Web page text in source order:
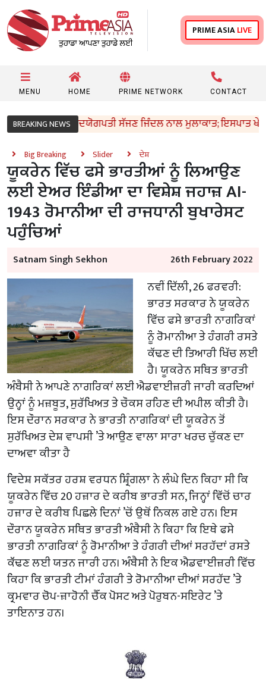
PRIME ASIALIVE
MENU HOME PRIME NETWORK CONTACT
BREAKING NEWS
ਅਰੋੜਾ ਦੀ ਉਦਯੋਗਪਤੀ ਸੱਜਣ ਜਿੰਦਲ ਨਾਲ ਮੁਲਾਕਾਤ; ਇਸਪਾਤ ਖੇਤਰ ‘ਚ
Big Breaking Slider ਦੇਸ਼
ਯੂਕਰੇਨ ਵਿੱਚ ਫਸੇ ਭਾਰਤੀਆਂ ਨੂੰ ਲਿਆਉਣ
ਲਈ ਏਅਰ ਇੰਡੀਆ ਦਾ ਵਿਸ਼ੇਸ਼ ਜਹਾਜ਼ AI-
1943 ਰੋਮਾਨੀਆ ਦੀ ਰਾਜਧਾਨੀ ਬੁਖਾਰੇਸਟ
ਪਹੁੰਚਿਆਂ
Satnam Singh Sekhon 26th February 2022
ਨਵੀਂ ਦਿੱਲੀ, 26 ਫਰਵਰੀ:
ਭਾਰਤ ਸਰਕਾਰ ਨੇ ਯੂਕਰੇਨ
ਵਿੱਚ ਫਸੇ ਭਾਰਤੀ ਨਾਗਰਿਕਾਂ
ਨੂੰ ਰੋਮਾਨੀਆ ਤੇ ਹੰਗਰੀ ਰਸਤੇ
ਕੱਢਣ ਦੀ ਤਿਆਰੀ ਖਿੱਚ ਲਈ
ਹੈ। ਯੂਕਰੇਨ ਸਥਿਤ ਭਾਰਤੀ
ਅੰਬੈਸੀ ਨੇ ਆਪਣੇ ਨਾਗਰਿਕਾਂ ਲਈ ਐਡਵਾਈਜ਼ਰੀ ਜਾਰੀ ਕਰਦਿਆਂ
ਉਨ੍ਹਾਂ ਨੂੰ ਮਜ਼ਬੂਤ, ਸੁਰੱਖਿਅਤ ਤੇ ਚੌਕਸ ਰਹਿਣ ਦੀ ਅਪੀਲ ਕੀਤੀ ਹੈ।
ਇਸ ਦੌਰਾਨ ਸਰਕਾਰ ਨੇ ਭਾਰਤੀ ਨਾਗਰਿਕਾਂ ਦੀ ਯੂਕਰੇਨ ਤੋਂ
ਸੁਰੱਖਿਅਤ ਦੇਸ਼ ਵਾਪਸੀ ’ਤੇ ਆਉਣ ਵਾਲਾ ਸਾਰਾ ਖਰਚ ਚੁੱਕਣ ਦਾ
ਦਾਅਵਾ ਕੀਤਾ ਹੈ
ਵਿਦੇਸ਼ ਸਕੱਤਰ ਹਰਸ਼ ਵਰਧਨ ਸ਼੍ਰਿੰਗਲਾ ਨੇ ਲੰਘੇ ਦਿਨ ਕਿਹਾ ਸੀ ਕਿ
ਯੂਕਰੇਨ ਵਿੱਚ 20 ਹਜ਼ਾਰ ਦੇ ਕਰੀਬ ਭਾਰਤੀ ਸਨ, ਜਿਨ੍ਹਾਂ ਵਿੱਚੋਂ ਚਾਰ
ਹਜ਼ਾਰ ਦੇ ਕਰੀਬ ਪਿਛਲੇ ਦਿਨਾਂ ’ਚੋਂ ਉਥੋਂ ਨਿਕਲ ਗਏ ਹਨ। ਇਸ
ਦੌਰਾਨ ਯੂਕਰੇਨ ਸਥਿਤ ਭਾਰਤੀ ਅੰਬੈਸੀ ਨੇ ਕਿਹਾ ਕਿ ਇਥੇ ਫਸੇ
ਭਾਰਤੀ ਨਾਗਰਿਕਾਂ ਨੂੰ ਰੋਮਾਨੀਆ ਤੇ ਹੰਗਰੀ ਦੀਆਂ ਸਰਹੱਦਾਂ ਰਸਤੇ
ਕੱੱਢਣ ਲਈ ਯਤਨ ਜਾਰੀ ਹਨ। ਅੰਬੈਸੀ ਨੇ ਇਕ ਐਡਵਾਈਜ਼ਰੀ ਵਿੱਚ
ਕਿਹਾ ਕਿ ਭਾਰਤੀ ਟੀਮਾਂ ਹੰਗਰੀ ਤੇ ਰੋਮਾਨੀਆ ਦੀਆਂ ਸਰਹੱਦ ’ਤੇ
ਕ੍ਰਮਵਾਰ ਚੋਪ-ਜ਼ਾਹੋਨੀ ਚੈੱਕ ਪੋਸਟ ਅਤੇ ਪੋਰੁਬਨ-ਸਇਰੇਟ ’ਤੇ
ਤਾਇਨਾਤ ਹਨ।